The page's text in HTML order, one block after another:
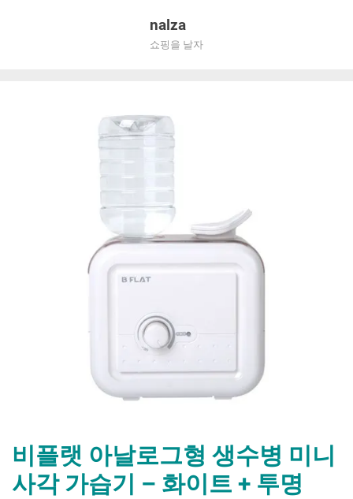
nalza
쇼핑을 날자
비플랫 아날로그형 생수병 미니
사각 가습기 – 화이트 + 투명